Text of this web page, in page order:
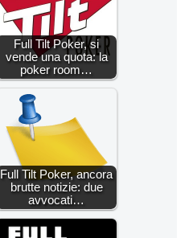
Full Tilt Poker, si
vende una quota: la
poker room…
Full Tilt Poker, ancora
brutte notizie: due
avvocati…